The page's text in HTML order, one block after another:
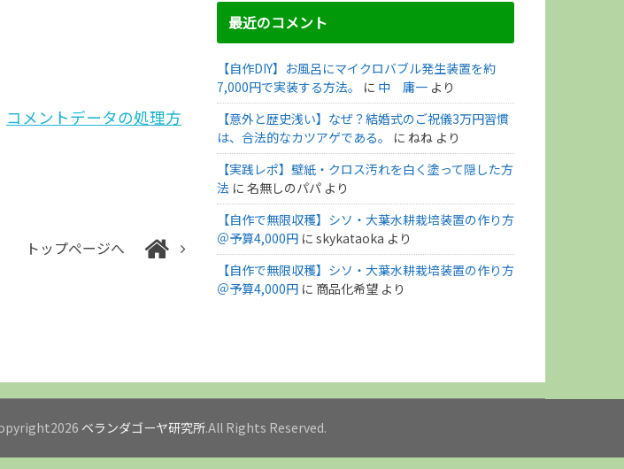
コメントデータの処理方
トップページへ
最近のコメント
【自作DIY】お風呂にマイクロバブル発生装置を約
7,000円で実装する方法。
に 中 庸一 より
【意外と歴史浅い】なぜ？結婚式のご祝儀3万円習慣
は、合法的なカツアゲである。
に ねね より
【実践レポ】壁紙・クロス汚れを白く塗って隠した方
法 に 名無しのパパ より
【自作で無限収穫】シソ・大葉水耕栽培装置の作り方
＠予算4,000円 に skykataoka より
【自作で無限収穫】シソ・大葉水耕栽培装置の作り方
＠予算4,000円 に 商品化希望 より
ベランダゴーヤ研究所.All Rights Reserved.